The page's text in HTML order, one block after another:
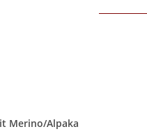
Merino/Alpaka